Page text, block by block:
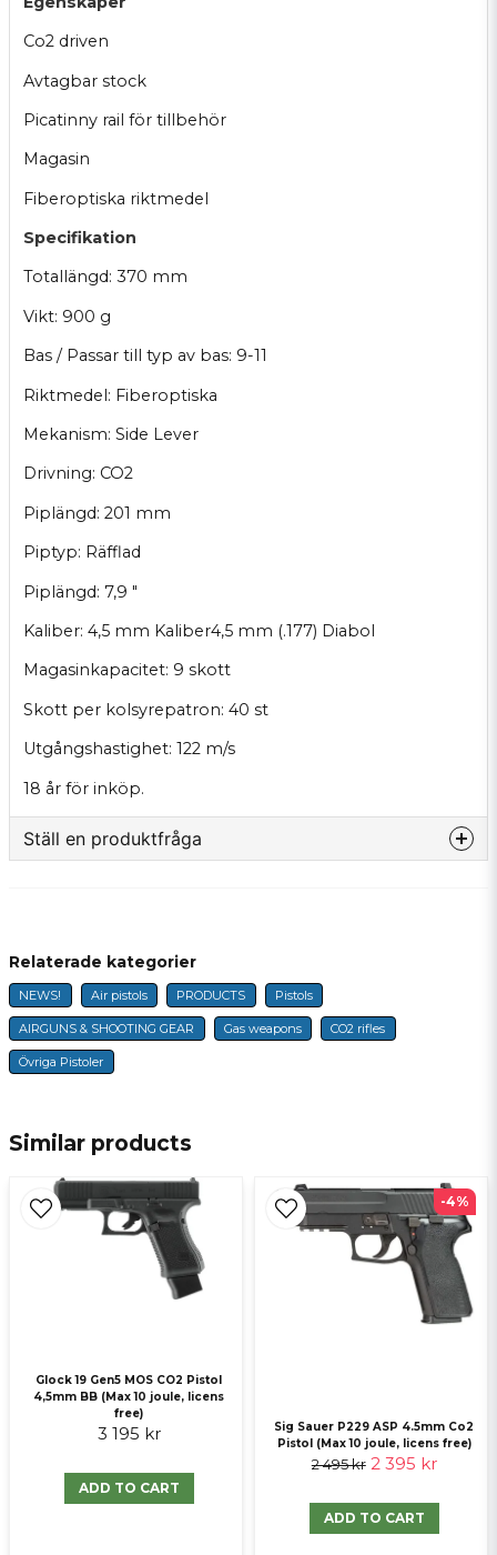
Co2 driven
Avtagbar stock
Picatinny rail för tillbehör
Magasin
Fiberoptiska riktmedel
Specifikation
Totallängd: 370 mm
Vikt: 900 g
Bas / Passar till typ av bas: 9-11
Riktmedel: Fiberoptiska
Mekanism: Side Lever
Drivning: CO2
Piplängd: 201 mm
Piptyp: Räfflad
Piplängd: 7,9 "
Kaliber: 4,5 mm Kaliber4,5 mm (.177) Diabol
Magasinkapacitet: 9 skott
Skott per kolsyrepatron: 40 st
Utgångshastighet: 122 m/s
18 år för inköp.
Ställ en produktfråga
name
Name
Ja, ni får publicera min fråga
Similar products
Glock 19 Gen5 MOS CO2 Pistol
4,5mm BB (Max 10 joule, licens
free)
3 195 kr
ADD TO CART
Sig Sauer P229 ASP 4.5mm Co2
Pistol (Max 10 joule, licens free)
2 495 kr 2 395 kr
ADD TO CART
-4%
Relaterade kategorier
NEWS! Air pistols PRODUCTS Pistols
AIRGUNS & SHOOTING GEAR Gas weapons CO2 rifles
Övriga Pistoler